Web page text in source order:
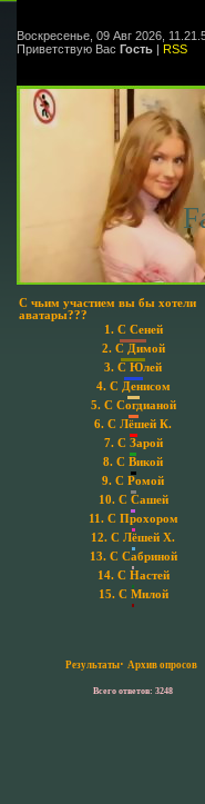
Воскресенье, 09 Авг 2026,
Приветствую Вас Гость | RSS
С чьим участием вы бы хотели
аватары???
1. С Сеней
2. С Димой
3. С Юлей
4. С Денисом
5. С Согдианой
6. С Лёшей К.
7. С Зарой
8. С Викой
9. С Ромой
10. С Сашей
11. С Прохором
12. С Лёшей Х.
13. С Сабриной
14. С Настей
15. С Милой
Результаты· Архив опросов
Всего ответов: 3248